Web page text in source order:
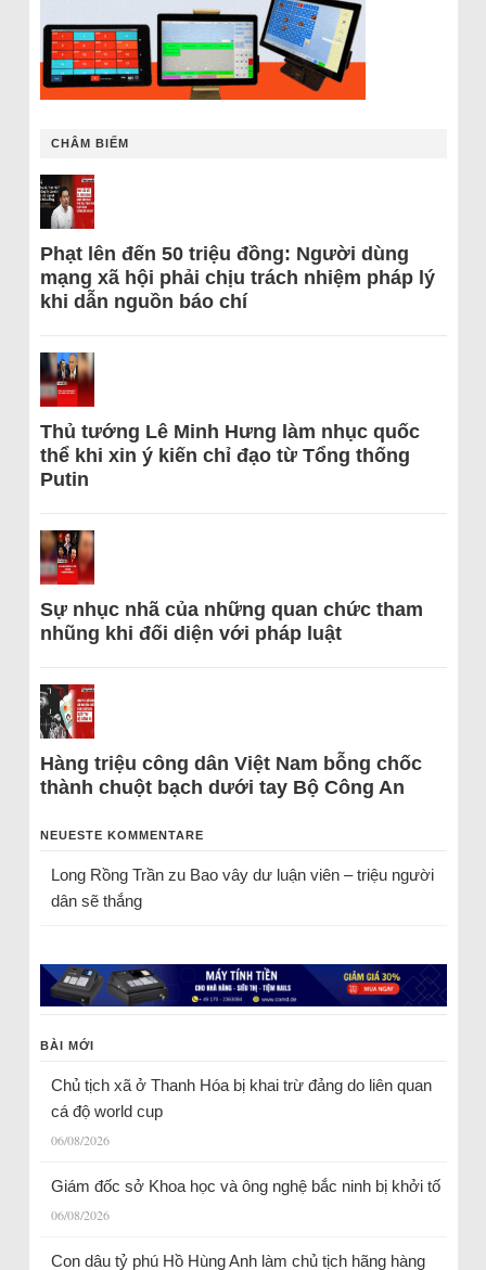
CHÂM BIẾM
Phạt lên đến 50 triệu đồng: Người dùng
mạng xã hội phải chịu trách nhiệm pháp lý
khi dẫn nguồn báo chí
Thủ tướng Lê Minh Hưng làm nhục quốc
thể khi xin ý kiến chỉ đạo từ Tổng thống
Putin
Sự nhục nhã của những quan chức tham
nhũng khi đối diện với pháp luật
Hàng triệu công dân Việt Nam bỗng chốc
thành chuột bạch dưới tay Bộ Công An
NEUESTE KOMMENTARE
Long Rồng Trầnzu Bao vây dư luận viên – triệu người
dân sẽ thắng
BÀI MỚI
Chủ tịch xã ở Thanh Hóa bị khai trừ đảng do liên quan
cá độ world cup
06/08/2026
Giám đốc sở Khoa học và ông nghệ bắc ninh bị khởi tố
06/08/2026
Con dâu tỷ phú Hồ Hùng Anh làm chủ tịch hãng hàng